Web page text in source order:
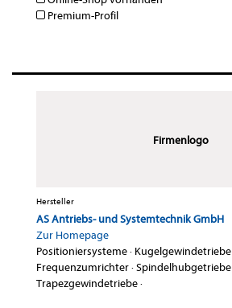
Premium-Profil
Firmenlogo
Hersteller
AS Antriebs- und Systemtechnik GmbH
Zur Homepage
Positioniersysteme· Kugelgewindetriebe
Frequenzumrichter·Spindelhubgetriebe
Trapezgewindetriebe·